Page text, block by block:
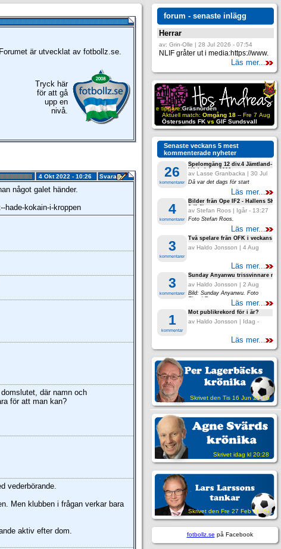
Forumet är utvecklat av fotbollz.se.
Tryck här
för att gå
upp en
nivå.
4 Okt 2022 - 10:26 Svara
något galet händer.
hade-kokain-i-kroppen
där namn och
för att man kan?
vederbörande.
Men klubben i frågan verkar bara
aktiv efter dom.
forum - senaste inlägg
Herrar
av: Grin-Olle | 28 Jul 2026 - 07:54
NLIF gråter ut i media:https://www.
Läs mer...
Senaste veckans 5 mest
kommenterade nyheter
26
kommentarer
Spelomgång 12 div.4 Jämtland-
Härjedalen 2026
av Lasse Granbacka | 30 Jul
2026 - 20:16
Då var det dags för start
Läs mer...
4
kommentarer
Bilder från Ope IF2 - Hallens SK 3-
2 (1.0)
av Stefan Roos | Igår - 13:27
Foto Stefan Roos.
Läs mer...
3
kommentarer
Två spelare från ÖFK i veckans
av Haldo Jonsson | 4 Aug
Läs mer...
3
kommentarer
Sunday Anyanwu trissvinnare
av Haldo Jonsson | 2 Aug
2026 - 22:38
Bild: Sunday Anyanwu. Foto
Thord-Er
Läs mer...
1
kommentar
Mot publikrekord för i år?
av Haldo Jonsson | Idag -
Läs mer...
Skrivet den Tis 16 Jun 21:16
Skrivet idag kl 20:28
Skrivet den Fre 27 Feb 06:25
fotbollz.se på Facebook